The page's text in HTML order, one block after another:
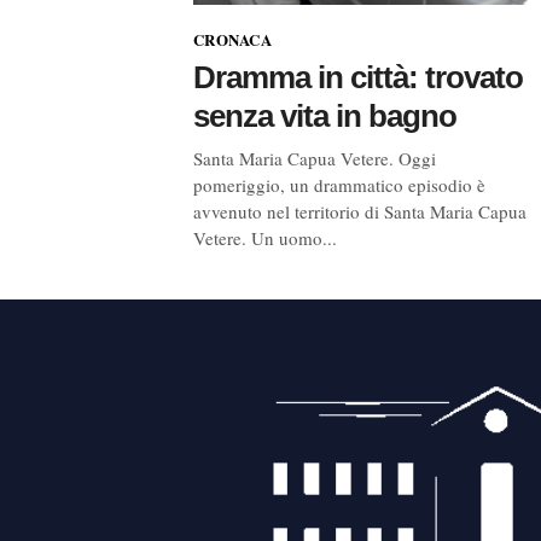
CRONACA
Dramma in città: trovato
senza vita in bagno
Santa Maria Capua Vetere. Oggi
pomeriggio, un drammatico episodio è
avvenuto nel territorio di Santa Maria Capua
Vetere. Un uomo...